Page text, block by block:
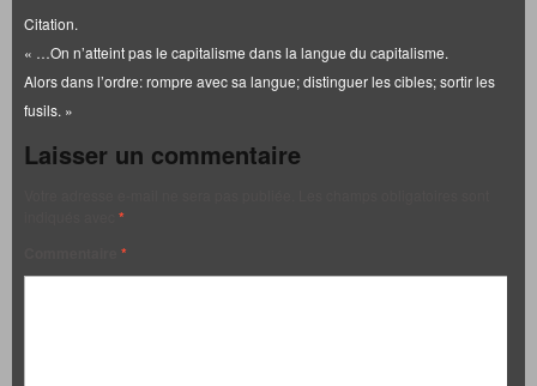
Citation.
« …On n’atteint pas le capitalisme dans la langue du capitalisme.
Alors dans l’ordre: rompre avec sa langue; distinguer les cibles; sortir les
fusils. »
Laisser un commentaire
*
*